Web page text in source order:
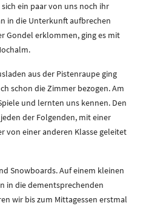
ein paar von uns noch ihr
in die Unterkunft aufbrechen
Gondel erklommen, ging es mit
aus der Pistenraupe ging
schon die Zimmer bezogen. Am
und lernten uns kennen. Den
der Folgenden, mit einer
von einer anderen Klasse geleitet
Snowboards. Auf einem kleinen
in die dementsprechenden
wir bis zum Mittagessen erstmal